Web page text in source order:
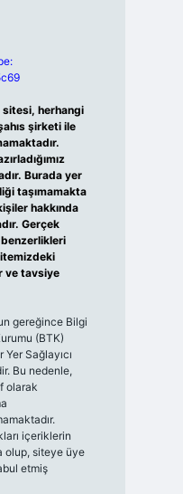
herhangi
şirketi ile
Burada yer
taşımamakta
hakkında
Gerçek
ve tavsiye
gereğince Bilgi
(BTK)
Sağlayıcı
Bu nedenle,
olarak
içeriklerin
olup, siteye üye
etmiş